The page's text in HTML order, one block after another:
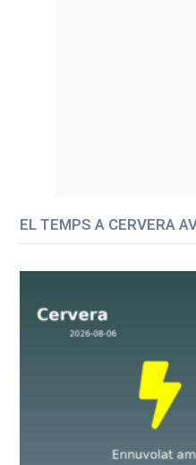
EL TEMPS A CERVERA